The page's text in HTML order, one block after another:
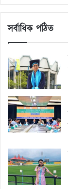
সর্বাধিক পঠিত